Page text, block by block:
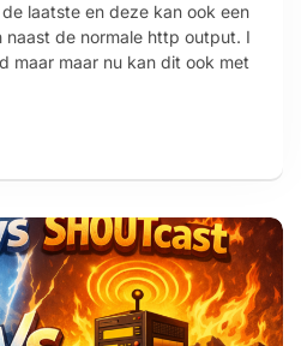
laatste en deze kan ook een
de normale http output. I
maar maar nu kan dit ook met